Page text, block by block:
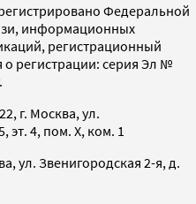
Федеральной
информационных
регистрационный
регистрации: серия Эл №
г. Москва, ул.
эт. 4, пом. X, ком. 1
ул. Звенигородская 2-я, д.